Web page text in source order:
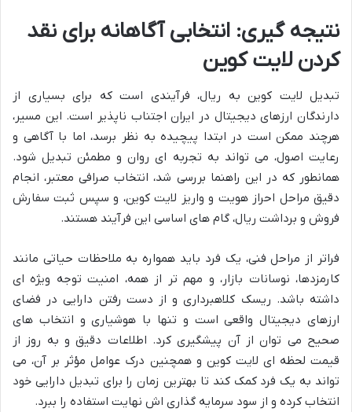
نتیجه گیری: انتخابی آگاهانه برای نقد
کردن لایت کوین
تبدیل لایت کوین به ریال، فرآیندی است که برای بسیاری از
دارندگان ارزهای دیجیتال در ایران اجتناب ناپذیر است. این مسیر،
هرچند ممکن است در ابتدا پیچیده به نظر برسد، اما با آگاهی و
رعایت اصول، می تواند به تجربه ای روان و مطمئن تبدیل شود.
همانطور که در این راهنما بررسی شد، انتخاب صرافی معتبر، انجام
دقیق مراحل احراز هویت و واریز لایت کوین، و سپس ثبت سفارش
فروش و برداشت ریال، گام های اساسی این فرآیند هستند.
فراتر از مراحل فنی، یک فرد باید همواره به ملاحظات حیاتی مانند
کارمزدها، نوسانات بازار، و مهم تر از همه، امنیت توجه ویژه ای
داشته باشد. ریسک کلاهبرداری و از دست رفتن دارایی در فضای
ارزهای دیجیتال واقعی است و تنها با هوشیاری و انتخاب های
صحیح می توان از آن پیشگیری کرد. اطلاعات دقیق و به روز از
قیمت لحظه ای لایت کوین و همچنین درک عوامل مؤثر بر آن، می
تواند به یک فرد کمک کند تا بهترین زمان را برای تبدیل دارایی خود
انتخاب کرده و از سود سرمایه گذاری اش نهایت استفاده را ببرد.